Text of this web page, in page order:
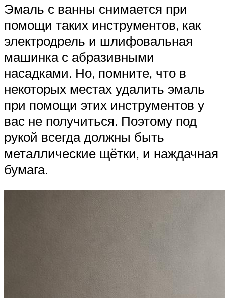
Эмаль с ванны снимается при
помощи таких инструментов, как
электродрель и шлифовальная
машинка с абразивными
насадками. Но, помните, что в
некоторых местах удалить эмаль
при помощи этих инструментов у
вас не получиться. Поэтому под
рукой всегда должны быть
металлические щётки, и наждачная
бумага.